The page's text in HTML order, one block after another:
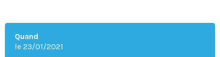
Quand
le 23/01/2021